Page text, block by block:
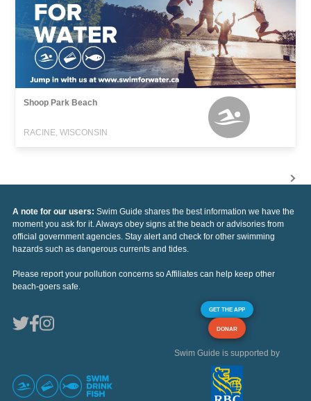
Shoop Park Beach
RACINE, WISCONSIN
A note for our users: Swim Guide shares the best information we have the
moment you ask for it. Always obey signs at the beach or advisories from
official government agencies. Stay alert and check for other swimming
hazards such as dangerous currents and tides.
Please report your pollution concerns so Affiliates can help keep other
beach-goers safe.
GET THE APP
DONAR
Swim Guide is supported by